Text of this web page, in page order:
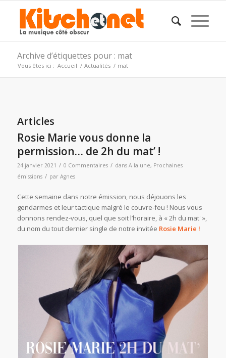
Archive d’étiquettes pour : mat
Vous êtes ici : Accueil / Actualités / mat
Articles
Rosie Marie vous donne la
permission… de 2h du mat’ !
24 janvier 2021 / 0 Commentaires / dans A la une, Prochaines
émissions / par Agnes
Cette semaine dans notre émission, nous déjouons les
gendarmes et leur tactique malgré le couvre-feu ! Nous vous
donnons rendez-vous, quel que soit l’horaire, à « 2h du mat' »,
du nom du tout dernier single de notre invitée Rosie Marie !